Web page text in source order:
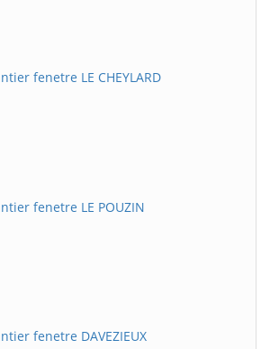
fenetre LE CHEYLARD
fenetre LE POUZIN
fenetre DAVEZIEUX